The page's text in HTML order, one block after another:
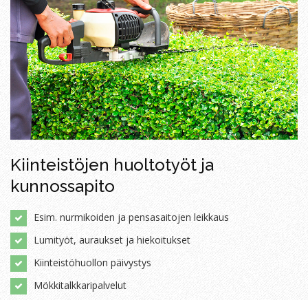
Kiinteistöjen huoltotyöt ja
kunnossapito
Esim. nurmikoiden ja pensasaitojen leikkaus
Lumityöt, auraukset ja hiekoitukset
Kiinteistöhuollon päivystys
Mökkitalkkaripalvelut